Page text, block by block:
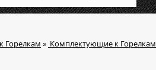
Горелкам » Комплектующие к Горелкам